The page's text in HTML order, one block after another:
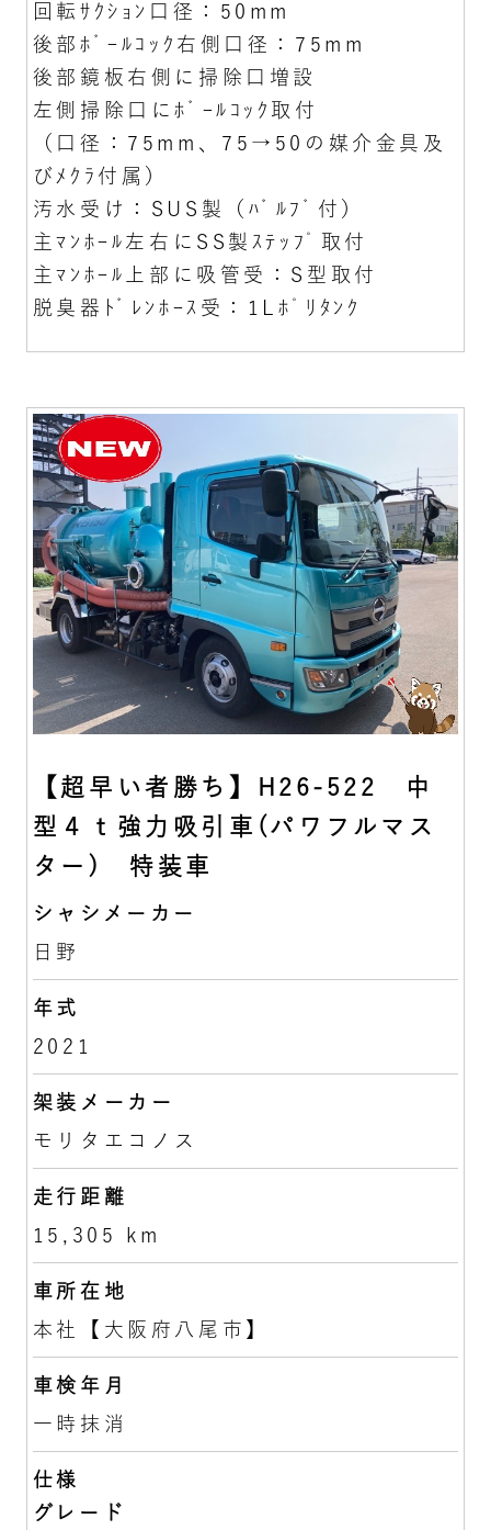
回転ｻｸｼｮﾝ口径：50mm
後部ﾎﾞｰﾙｺｯｸ右側口径：75mm
後部鏡板右側に掃除口増設
左側掃除口にﾎﾞｰﾙｺｯｸ取付
（口径：75mm、75→50の媒介金具及
びﾒｸﾗ付属）
汚水受け：SUS製（ﾊﾞﾙﾌﾞ付）
主ﾏﾝﾎｰﾙ左右にSS製ｽﾃｯﾌﾟ取付
主ﾏﾝﾎｰﾙ上部に吸管受：S型取付
脱臭器ﾄﾞﾚﾝﾎｰｽ受：1Lﾎﾟﾘﾀﾝｸ
【超早い者勝ち】H26-522 中
型４ｔ強力吸引車(パワフルマス
ター) 特装車
シャシメーカー
日野
年式
2021
架装メーカー
モリタエコノス
走行距離
15,305 km
車所在地
本社【大阪府八尾市】
車検年月
一時抹消
仕様
グレード